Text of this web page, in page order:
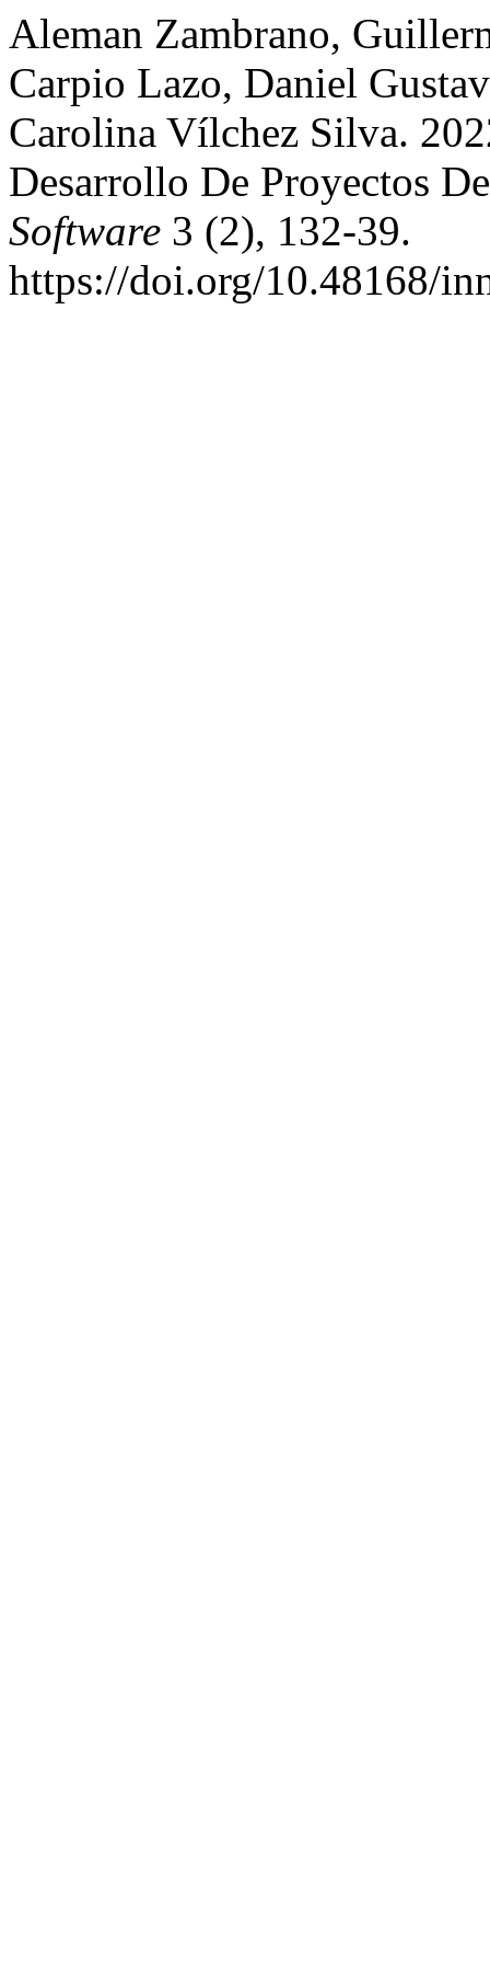
Aleman Zambrano,
Carpio Lazo, Daniel
Carolina Vílchez Silva.
Desarrollo De Proyectos
Software 3 (2), 132-39.
https://doi.org/10.48168/